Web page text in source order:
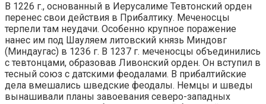
В 1226 г., основанный в Иерусалиме Тевтонский орден
перенес свои действия в Прибалтику. Меченосцы
терпели там неудачи. Особенно крупное поражение
нанес им под Шауляем литовский князь Миндовг
(Миндаугас) в 1236 г. В 1237 г. меченосцы объединились
с тевтонцами, образовав Ливонский орден. Он вступил в
тесный союз с датскими феодалами. В прибалтийские
дела вмешались шведские феодалы. Немцы и шведы
вынашивали планы завоевания северо-западных